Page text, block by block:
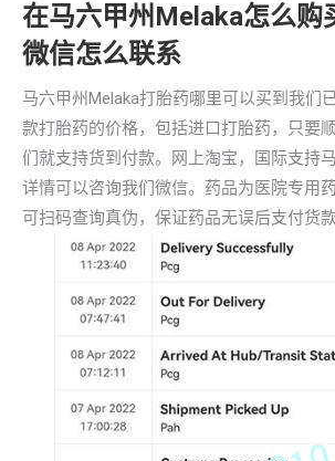
在马六甲州Melaka怎么购
微信怎么联系
马六甲州Melaka打胎药哪里可以买到我们
款打胎药的价格，包括进口打胎药，只要
们就支持货到付款。网上淘宝，国际支持马
详情可以咨询我们微信。药品为医院专用
可扫码查询真伪，保证药品无误后支付货款